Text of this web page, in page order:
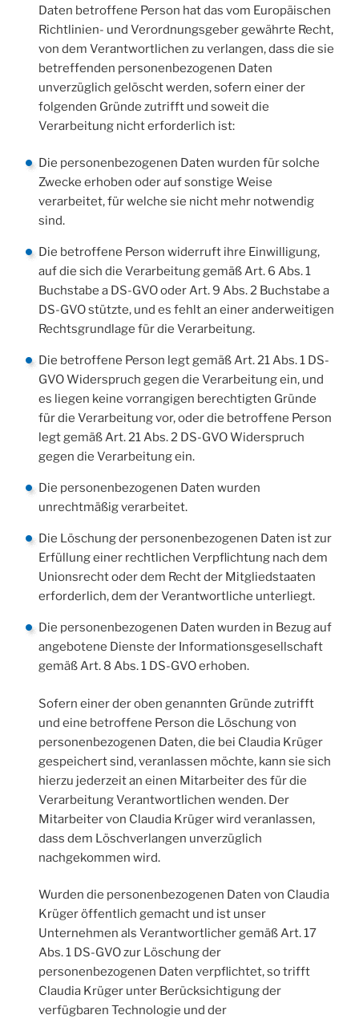
Daten betroffene Person hat das vom Europäischen
Richtlinien- und Verordnungsgeber gewährte Recht,
von dem Verantwortlichen zu verlangen, dass die sie
betreffenden personenbezogenen Daten
unverzüglich gelöscht werden, sofern einer der
folgenden Gründe zutrifft und soweit die
Verarbeitung nicht erforderlich ist:
Die personenbezogenen Daten wurden für solche
Zwecke erhoben oder auf sonstige Weise
verarbeitet, für welche sie nicht mehr notwendig
sind.
Die betroffene Person widerruft ihre Einwilligung,
auf die sich die Verarbeitung gemäß Art. 6 Abs. 1
Buchstabe a DS-GVO oder Art. 9 Abs. 2 Buchstabe a
DS-GVO stützte, und es fehlt an einer anderweitigen
Rechtsgrundlage für die Verarbeitung.
Die betroffene Person legt gemäß Art. 21 Abs. 1 DS-
GVO Widerspruch gegen die Verarbeitung ein, und
es liegen keine vorrangigen berechtigten Gründe
für die Verarbeitung vor, oder die betroffene Person
legt gemäß Art. 21 Abs. 2 DS-GVO Widerspruch
gegen die Verarbeitung ein.
Die personenbezogenen Daten wurden
unrechtmäßig verarbeitet.
Die Löschung der personenbezogenen Daten ist zur
Erfüllung einer rechtlichen Verpflichtung nach dem
Unionsrecht oder dem Recht der Mitgliedstaaten
erforderlich, dem der Verantwortliche unterliegt.
Die personenbezogenen Daten wurden in Bezug auf
angebotene Dienste der Informationsgesellschaft
gemäß Art. 8 Abs. 1 DS-GVO erhoben.
Sofern einer der oben genannten Gründe zutrifft
und eine betroffene Person die Löschung von
personenbezogenen Daten, die bei Claudia Krüger
gespeichert sind, veranlassen möchte, kann sie sich
hierzu jederzeit an einen Mitarbeiter des für die
Verarbeitung Verantwortlichen wenden. Der
Mitarbeiter von Claudia Krüger wird veranlassen,
dass dem Löschverlangen unverzüglich
nachgekommen wird.
Wurden die personenbezogenen Daten von Claudia
Krüger öffentlich gemacht und ist unser
Unternehmen als Verantwortlicher gemäß Art. 17
Abs. 1 DS-GVO zur Löschung der
personenbezogenen Daten verpflichtet, so trifft
Claudia Krüger unter Berücksichtigung der
verfügbaren Technologie und der